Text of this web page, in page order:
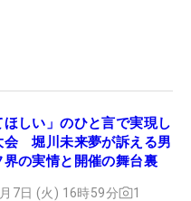
ほしい」のひと言で実現し
会 堀川未来夢が訴える男
界の実情と開催の舞台裏
7日 (火) 16時59分 1